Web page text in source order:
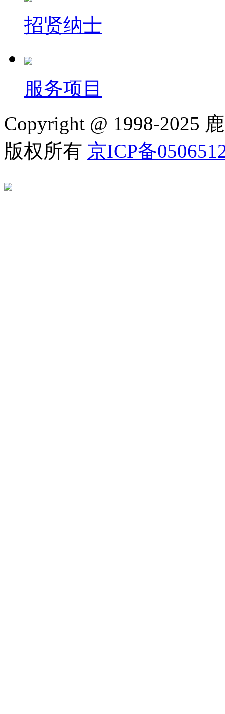
招贤纳士
服务项目
Copyright @ 1998-2025
版权所有 京ICP备